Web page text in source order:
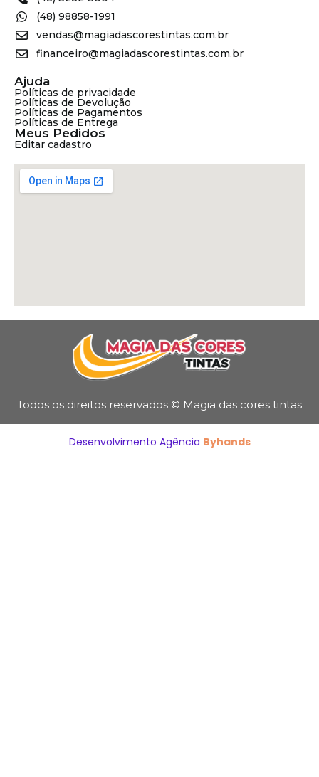
(48) 98858-1991
vendas@magiadascorestintas.com.br
financeiro@magiadascorestintas.com.br
Ajuda
Políticas de privacidade
Políticas de Devolução
Políticas de Pagamentos
Políticas de Entrega
Meus Pedidos
Editar cadastro
Todos os direitos reservados © Magia das cores tintas
Desenvolvimento Agência Byhands